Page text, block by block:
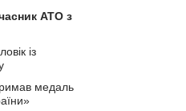
АТО з
із
медаль